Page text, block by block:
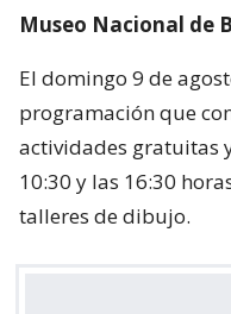
Museo Nacional de
El domingo 9 de
programación que
actividades gratuitas
10:30 y las 16:30
talleres de dibujo.